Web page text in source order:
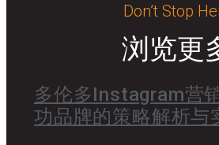
Don’t Stop
浏览更
多伦多Instagram营
功品牌的策略解析与